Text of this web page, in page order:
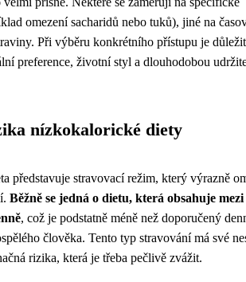
omezení sacharidů nebo tuků), jiné na
Při výběru konkrétního přístupu je
preference, životní styl a dlouhodobou
nízkokalorické diety
představuje stravovací režim, který výrazně
Běžně se jedná o dietu, která obsahuje mezi
, což je podstatně méně než doporučený
člověka. Tento typ stravování má své
rizika, která je třeba pečlivě zvážit.